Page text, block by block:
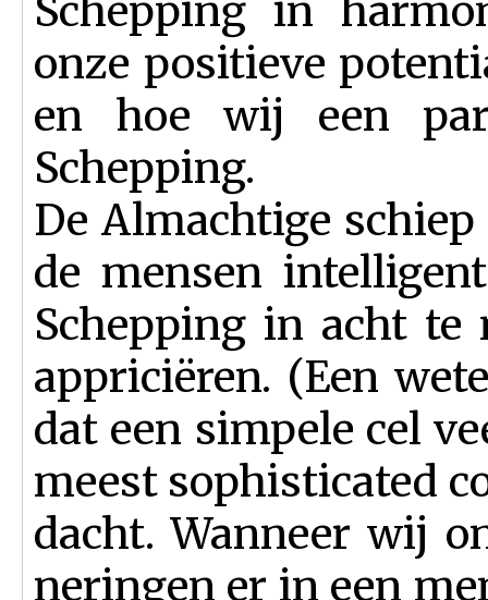
Schepping in
onze positieve
en hoe wij een
Schepping.
De Almachtige
de mensen
Schepping in acht te
appriciëren. (Een
dat een simpele cel
meest sophisticated
dacht. Wanneer wij
neringen er in een